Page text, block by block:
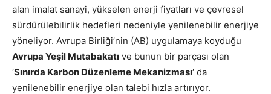
alan imalat sanayi, yükselen enerji fiyatları ve çevresel
sürdürülebilirlik hedefleri nedeniyle yenilenebilir enerjiye
yöneliyor. Avrupa Birliği’nin (AB) uygulamaya koyduğu
Avrupa Yeşil Mutabakatı ve bunun bir parçası olan
‘Sınırda Karbon Düzenleme Mekanizması’ da
yenilenebilir enerjiye olan talebi hızla artırıyor.